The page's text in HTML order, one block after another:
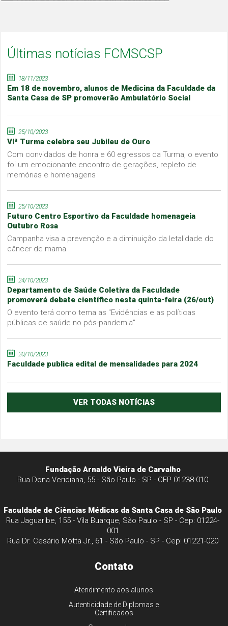
Últimas notícias FCMSCSP
18/11/2023
Em 18 de novembro, alunos de Medicina da Faculdade da
Santa Casa de SP promoverão Ambulatório Social
25/10/2023
VIª Turma celebra seu Jubileu de Ouro
Com convidados de honra e 60 egressos da Turma, o evento
foi um emocionante encontro de gerações, repleto de
memórias e homenagens
25/10/2023
Futuro Centro Esportivo da Faculdade homenageia
Outubro Rosa
Campanha visa a prevenção e a diminuição da letalidade do
câncer de mama
24/10/2023
Departamento de Saúde Coletiva da Faculdade
promoverá debate científico nesta quinta-feira (26/out)
O evento terá como tema as "Evidências e as políticas
públicas de saúde no pós-pandemia"
20/10/2023
Faculdade publica edital de mensalidades para 2024
VER TODAS NOTÍCIAS
Fundação Arnaldo Vieira de Carvalho
Rua Dona Veridiana, 55 - São Paulo - SP - CEP 01238-010
Faculdade de Ciências Médicas da Santa Casa de São Paulo
Rua Jaguaribe, 155 - Vila Buarque, São Paulo - SP - Cep: 01224-
001
Rua Dr. Cesário Motta Jr., 61 - São Paulo - SP - Cep: 01221-020
Contato
Atendimento aos alunos
Autenticidade de Diplomas e
Certificados